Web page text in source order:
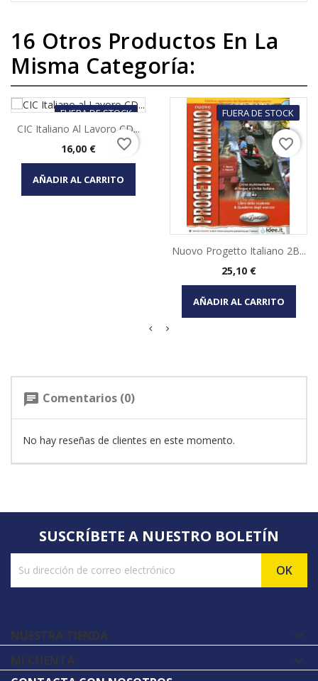
16 Otros Productos En La
Misma Categoría:
FUERA DE STOCK
CIC Italiano Al Lavoro CD...
Precio
16,00 €
AÑADIR AL CARRITO
favorite_border
FUERA DE STOCK
Nuovo Progetto Italiano 2B...
Precio
25,10 €
AÑADIR AL CARRITO
favorite_border
chat Comentarios (0)
No hay reseñas de clientes en este momento.
SUSCRÍBETE A NUESTRO BOLETÍN
NUESTRA TIENDA 
MI CUENTA 